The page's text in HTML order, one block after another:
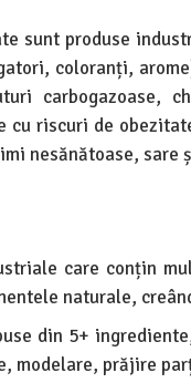
sunt produse
coloranți,
carbogazoase,
cu riscuri de
nesănătoase, sare
care conțin
naturale,
din 5+
modelare, prăjire